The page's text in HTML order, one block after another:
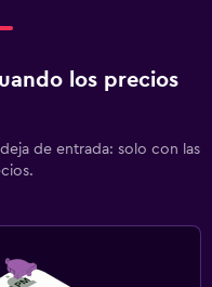
los precios
de entrada: solo con las